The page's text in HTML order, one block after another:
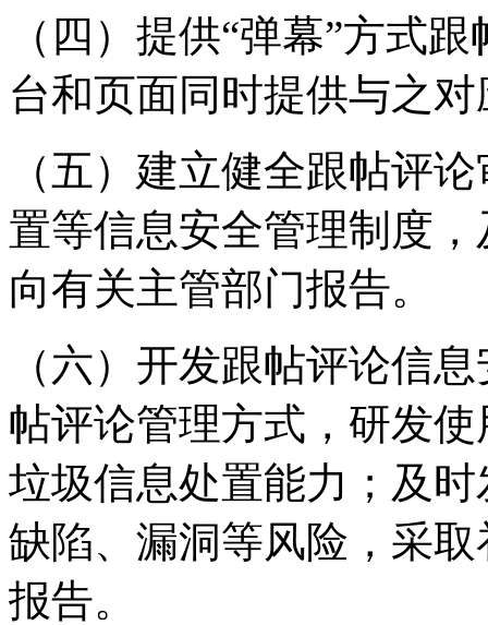
（四）提供“弹幕”方式
台和页面同时提供与之
（五）建立健全跟帖评
置等信息安全管理制度
向有关主管部门报告。
（六）开发跟帖评论信
帖评论管理方式，研发
垃圾信息处置能力；及
缺陷、漏洞等风险，采
报告。